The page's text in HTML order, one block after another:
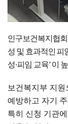
인구보건복지협
성 및 효과적인 피
성·피임 교육’이
보건복지부 지
예방하고 자기
특히 신청 기관